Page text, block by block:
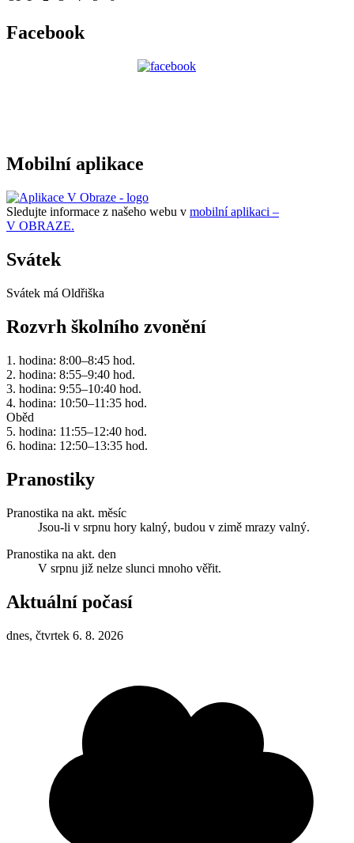
Facebook
Mobilní aplikace
Sledujte informace z našeho webu v mobilní aplikaci –
V OBRAZE.
Svátek
Svátek má Oldřiška
Rozvrh školního zvonění
1. hodina: 8:00–8:45 hod.
2. hodina: 8:55–9:40 hod.
3. hodina: 9:55–10:40 hod.
4. hodina: 10:50–11:35 hod.
Oběd
5. hodina: 11:55–12:40 hod.
6. hodina: 12:50–13:35 hod.
Pranostiky
Pranostika na akt. měsíc
Jsou-li v srpnu hory kalný, budou v zimě mrazy valný.
Pranostika na akt. den
V srpnu již nelze slunci mnoho věřit.
Aktuální počasí
dnes, čtvrtek 6. 8. 2026